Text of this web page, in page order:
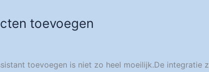
toevoegen
toevoegen is niet zo heel moeilijk.De integratie